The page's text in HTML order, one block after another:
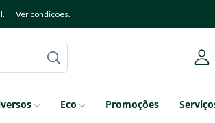
Ver condições.
Eco Promoções